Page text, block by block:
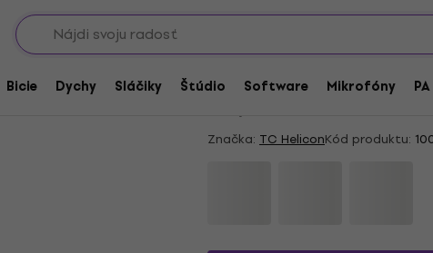
Bicie Dychy Sláčiky Štúdio Software Mikrofóny PA
Vokálové dynamické mikrofóny
Doprava zadarmo
TC Helicon GoXLR MIC
Značka: TC HeliconKód produktu: